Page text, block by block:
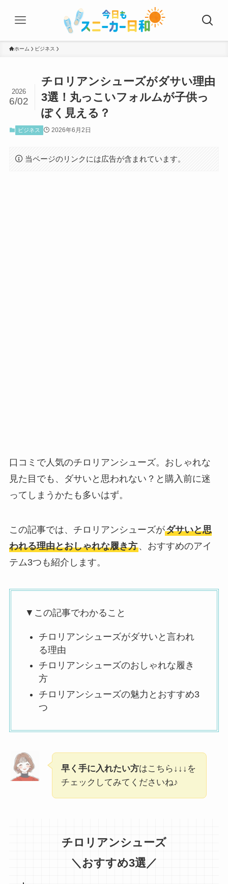
ホーム ビジネス
チロリアンシューズがダサい理由
3選！丸っこいフォルムが子供っ
ぽく見える？
2026
6/02
ビジネス 2026年6月2日
当ページのリンクには広告が含まれています。
口コミで人気のチロリアンシューズ。おしゃれな
見た目でも、ダサいと思われない？と購入前に迷
ってしまうかたも多いはず。
この記事では、チロリアンシューズがダサいと思
われる理由とおしゃれな履き方、おすすめのアイ
テム3つも紹介します。
▼この記事でわかること
チロリアンシューズがダサいと言われ
る理由
チロリアンシューズのおしゃれな履き
方
チロリアンシューズの魅力とおすすめ3
つ
早く手に入れたい方はこちら↓↓↓を
チェックしてみてくださいね♪
チロリアンシューズ
＼おすすめ3選／